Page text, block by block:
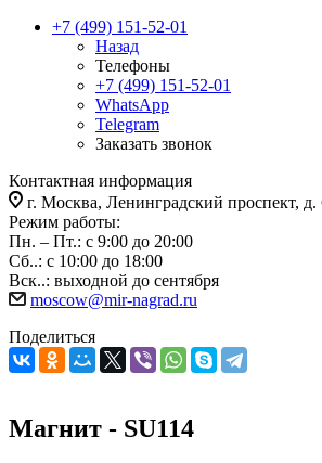
+7 (499) 151-52-01
Назад
Телефоны
+7 (499) 151-52-01
WhatsApp
Telegram
Заказать звонок
Контактная информация
г. Москва, Ленинградский проспект, д.
Режим работы:
Пн. – Пт.: с 9:00 до 20:00
Сб..: с 10:00 до 18:00
Вск..: выходной до сентября
moscow@mir-nagrad.ru
Поделиться
Магнит - SU114